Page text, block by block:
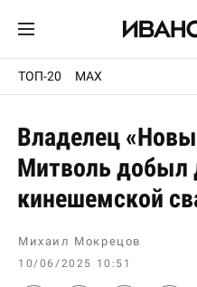
ТОП-20 MAX
Владелец
Митволь добыл
кинешемской
Михаил Мокрецов
10/06/2025 10:51